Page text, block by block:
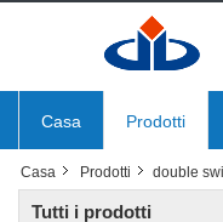
Casa Prodotti
Casa Prodotti double
Tutti i prodotti